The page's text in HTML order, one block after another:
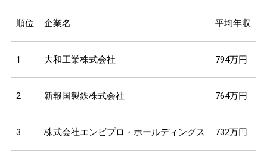
順位 企業名 平均年収
1 大和工業株式会社 794万円
2 新報国製鉄株式会社 764万円
3 株式会社エンビプロ・ホールディングス 732万円